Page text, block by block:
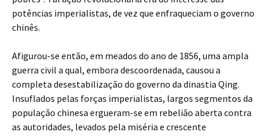
potências imperialistas, de vez que enfraqueciam o governo
chinês.
Afigurou-se então, em meados do ano de 1856, uma ampla
guerra civil a qual, embora descoordenada, causou a
completa desestabilização do governo da dinastia Qing.
Insuflados pelas forças imperialistas, largos segmentos da
população chinesa ergueram-se em rebelião aberta contra
as autoridades, levados pela miséria e crescente